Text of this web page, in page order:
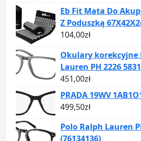
Eb Fit Mata Do
Z Poduszką
104,00zł
Okulary korekcyjne
Lauren PH 2226
451,00zł
PRADA 19WV
499,50zł
Polo Ralph Lauren
(76134136)